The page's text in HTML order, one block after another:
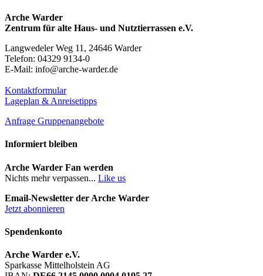
Arche Warder
Zentrum für alte Haus- und Nutztierrassen e.V.
Langwedeler Weg 11, 24646 Warder
Telefon: 04329 9134-0
E-Mail: info@arche-warder.de
Kontaktformular
Lageplan & Anreisetipps
Anfrage Gruppenangebote
Informiert bleiben
Arche Warder Fan werden
Nichts mehr verpassen... Like us
Email-Newsletter der Arche Warder
Jetzt abonnieren
Spendenkonto
Arche Warder e.V.
Sparkasse Mittelholstein AG